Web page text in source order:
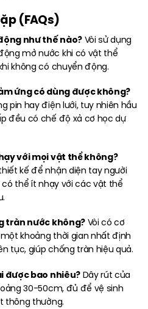
(FAQs)
động như thế nào?Vòi sử dụng
mở nước khi có vật thể
không có chuyển động.
ứng có dùng được không?
pin hay điện lưới, tuy nhiên hầu
đều có chế độ xả cơ học dự
với mọi vật thể không?
kế để nhận diện tay người
thể ít nhạy với các vật thể
tràn nước không?Vòi có cơ
khoảng thời gian nhất định
tục, giúp chống tràn hiệu quả.
được bao nhiêu?Dây rút của
30-50cm, đủ để vệ sinh
thông thường.